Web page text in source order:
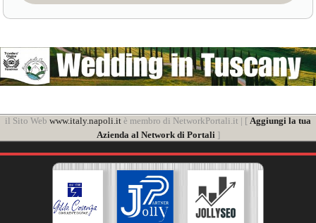
il Sito Web www.italy.napoli.it è membro di NetworkPortali.it | [ Aggiungi la tua
Azienda al Network di Portali]